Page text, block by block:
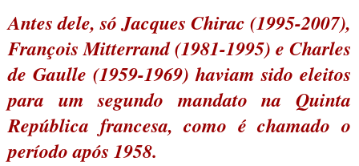
Antes dele, só Jacques Chirac (1995-2007),
François Mitterrand (1981-1995) e Charles
de Gaulle (1959-1969) haviam sido eleitos
para um segundo mandato na Quinta
República francesa, como é chamado o
período após 1958.